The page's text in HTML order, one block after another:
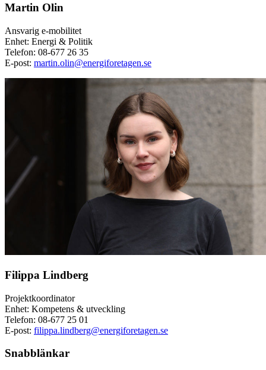
Martin Olin
Ansvarig e-mobilitet
Enhet: Energi & Politik
Telefon: 08-677 26 35
E-post: martin.olin@energiforetagen.se
Filippa Lindberg
Projektkoordinator
Enhet: Kompetens & utveckling
Telefon: 08-677 25 01
E-post: filippa.lindberg@energiforetagen.se
Snabblänkar